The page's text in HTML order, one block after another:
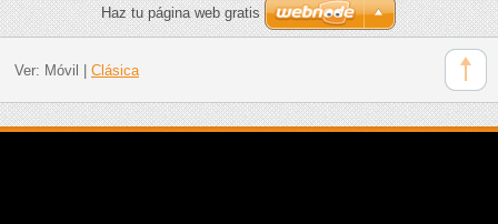
Haz tu página web gratis
Ver: Móvil Clásica